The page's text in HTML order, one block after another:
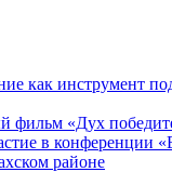
как инструмент
фильм «Дух
в конференции
районе